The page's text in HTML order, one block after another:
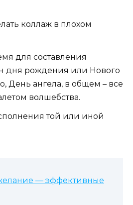
коллаж в плохом
для составления
дня рождения или Нового
День ангела, в общем – все
волшебства.
той или иной
— эффективные